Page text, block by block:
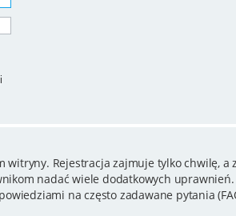
Rejestracja zajmuje tylko chwilę, a
nadać wiele dodatkowych
na często zadawane pytania